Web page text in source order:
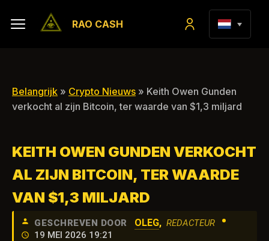
RAO CASH
Belangrijk » Crypto Nieuws » Keith Owen Gunden
verkocht al zijn Bitcoin, ter waarde van $1,3 miljard
KEITH OWEN GUNDEN VERKOCHT
AL ZIJN BITCOIN, TER WAARDE
VAN $1,3 MILJARD
GESCHREVEN DOOR OLEG, REDACTEUR •
19 MEI 2026 19:21